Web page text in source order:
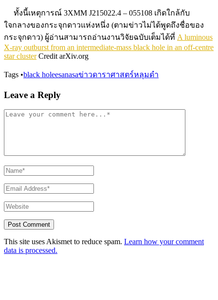
ทั้งนี้เหตุการณ์ 3XMM J215022.4 – 055108 เกิดใกล้กับ
ใจกลางของกระจุกดาวแห่งหนึ่ง (ตามข่าวไม่ได้พูดถึงชื่อของ
กระจุกดาว) ผู้อ่านสามารถอ่านงานวิจัยฉบับเต็มได้ที่ A luminous
X-ray outburst from an intermediate-mass black hole in an off-centre
star clusterCredit arXiv.org
Tags •black holeesanasaข่าวดาราศาสตร์หลุมดำ
Leave a Reply
This site uses Akismet to reduce spam. Learn how your comment
data is processed.